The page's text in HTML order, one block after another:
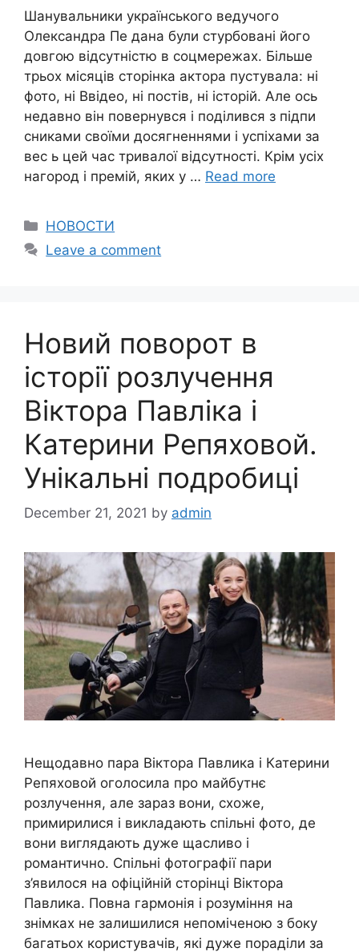
Шанувальники українського ведучого
Олександра Пе дана були стурбовані його
довгою відсутністю в соцмережах. Більше
трьох місяців сторінка актора пустувала: ні
фото, ні Ввідео, ні постів, ні історій. Але ось
недавно він повернувся і поділився з підпи
сниками своїми досягненнями і успіхами за
вес ь цей час тривалої відсутності. Крім усіх
нагород і премій, яких у … Read more
Categories
НОВОСТИ
Leave a comment
Новий поворот в
історії розлучення
Віктора Павліка і
Катерини Репяховой.
Унікальні подробиці
December 21, 2021 by admin
Нещодавно пара Віктора Павлика і Катерини
Репяховой оголосила про майбутнє
розлучення, але зараз вони, схоже,
примирилися і викладають спільні фото, де
вони виглядають дуже щасливо і
романтично. Спільні фотографії пари
з’явилося на офіційній сторінці Віктора
Павлика. Повна гармонія і розуміння на
знімках не залишилися непоміченою з боку
багатьох користувачів, які дуже пораділи за